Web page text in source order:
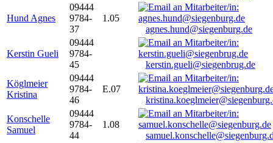
Hund Agnes
09444
9784-
37
1.05
agnes.hund@siegenburg.de
Kerstin Gueli
09444
9784-
45
kerstin.gueli@siegenbrug.de
Köglmeier
Kristina
09444
9784-
46
E.07
Konschelle
Samuel
09444
9784-
44
1.08